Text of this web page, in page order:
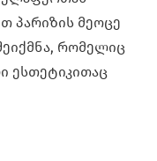
პარიზის მეოცე
რომელიც
ესთეტიკითაც